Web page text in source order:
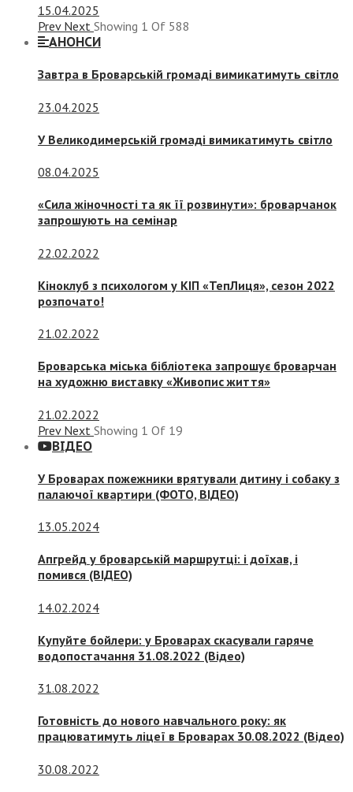
15.04.2025
Prev Next Showing 1 Of 588
АНОНСИ
Завтра в Броварській громаді вимикатимуть світло
23.04.2025
У Великодимерській громаді вимикатимуть світло
08.04.2025
«Сила жіночності та як її розвинути»: броварчанок
запрошують на семінар
22.02.2022
Кіноклуб з психологом у КІП «ТепЛиця», сезон 2022
розпочато!
21.02.2022
Броварська міська бібліотека запрошує броварчан
на художню виставку «Живопис життя»
21.02.2022
Prev Next Showing 1 Of 19
ВІДЕО
У Броварах пожежники врятували дитину і собаку з
палаючої квартири (ФОТО, ВІДЕО)
13.05.2024
Апгрейд у броварській маршрутці: і доїхав, і
помився (ВІДЕО)
14.02.2024
Купуйте бойлери: у Броварах скасували гаряче
водопостачання 31.08.2022 (Відео)
31.08.2022
Готовність до нового навчального року: як
працюватимуть ліцеї в Броварах 30.08.2022 (Відео)
30.08.2022